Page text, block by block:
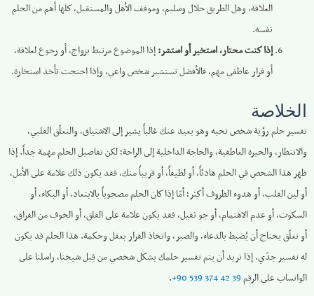
العلاقة، وهل الطريق حلال وسليم، وموقف الأهل والمستقبل، كلها أهم من الحلم
نفسه.
إذا كنت محتار، استخير أو استشر:إذا الموضوع مرتبط بزواج، أو رجوع لعلاقة،
أو قرار عاطفي مهم، فالأفضل تستشير شخص واعي، وإذا احتجت تأخذ استخارة.
الخلاصة
تفسير حلم رؤية شخص تحبه وهو بعيد عنك غالباً يشير إلى الاشتياق، والتعلّق القلبي،
والانتظار، والحيرة العاطفية، والحاجة الداخلية إلى الراحة؛ لكن تفاصيل الحلم مهمة جداً. إذا
ظهر هذا الشخص في الحلم هادئاً، أو لطيفاً، أو قريباً منك، فقد يكون ذلك علامة على الأمل،
أو لين القلب، أو هدوء الظروف أكثر؛ أمّا إذا كان الحلم مصحوباً بالابتعاد، أو البكاء، أو
السكوت، أو عدم الاهتمام، أو جو ثقيل، فقد يكون علامة على القلق، أو الخوف من الفراق،
أو تعلّق يحتاج أن يُضبط بالدعاء، والصبر، واتخاذ القرار بعقل وحكمة. هذا الحلم قد يكون
له تفسير جدّي. إذا تريد أن يتم تفسير حلمك بشكل شخصي من قِبل شيخنا، راسلنا على
الواتساب على الرقم ‎+90 539 374 42 39
.